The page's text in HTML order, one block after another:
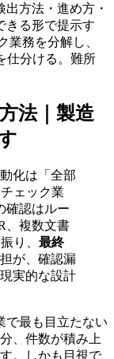
方法・進め方・
きる形で提示す
業務を分解し、
仕分ける。難所
法｜製造
化は「全部
ェック業
確認はルー
、複数文書
り、 最終
が、確認漏
実的な設計
で最も目立たない
、件数が積み上
。しかも目視で